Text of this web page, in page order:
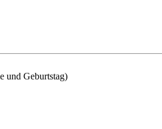
und Geburtstag)